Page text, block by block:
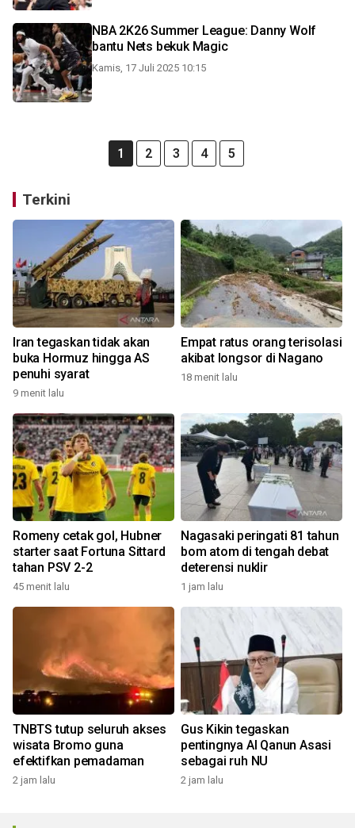
NBA 2K26 Summer League: Danny Wolf
bantu Nets bekuk Magic
Kamis, 17 Juli 2025 10:15
1 2 3 4 5
Terkini
Iran tegaskan tidak akan
buka Hormuz hingga AS
penuhi syarat
9 menit lalu
Empat ratus orang terisolasi
akibat longsor di Nagano
18 menit lalu
Romeny cetak gol, Hubner
starter saat Fortuna Sittard
tahan PSV 2-2
45 menit lalu
Nagasaki peringati 81 tahun
bom atom di tengah debat
deterensi nuklir
1 jam lalu
TNBTS tutup seluruh akses
wisata Bromo guna
efektifkan pemadaman
2 jam lalu
Gus Kikin tegaskan
pentingnya Al Qanun Asasi
sebagai ruh NU
2 jam lalu